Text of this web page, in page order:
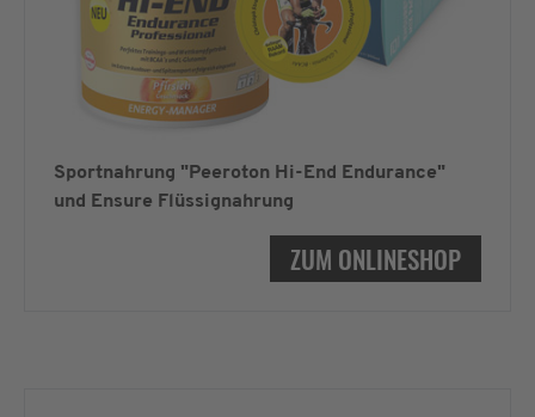
Sportnahrung "Peeroton Hi-End Endurance"
und Ensure Flüssignahrung
ZUM ONLINESHOP